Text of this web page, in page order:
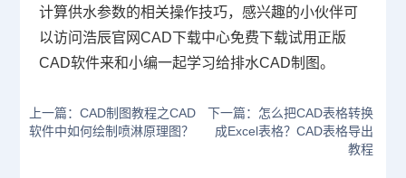
计算供水参数的相关操作技巧，感兴趣的小伙伴可
以访问浩辰官网CAD下载中心免费下载试用正版
CAD软件来和小编一起学习给排水CAD制图。
上一篇：CAD制图教程之CAD
软件中如何绘制喷淋原理图？
下一篇：怎么把CAD表格转换
成Excel表格？CAD表格导出
教程